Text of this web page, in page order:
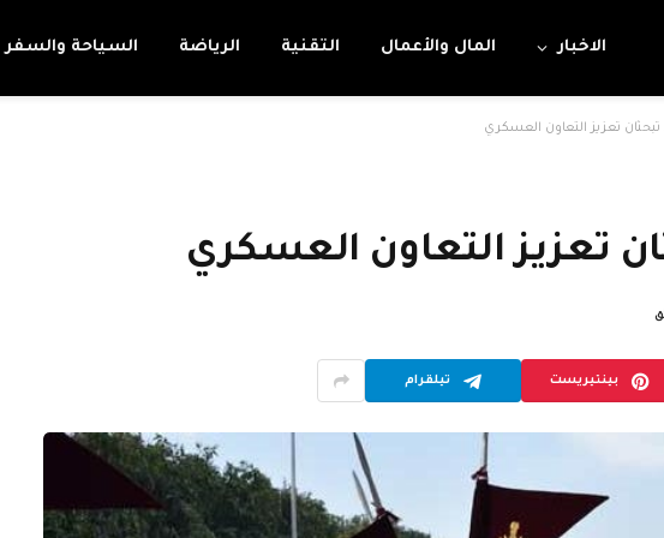
الاخبار المال والأعمال التقنية الرياضة السياحة والسفر
تبحثان تعزيز التعاون العسكري
تعزيز التعاون العسكري
بينتيريست تيلقرام